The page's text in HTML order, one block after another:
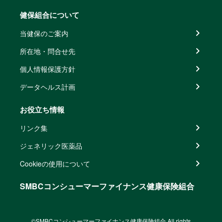
健保組合について
当健保のご案内
所在地・問合せ先
個人情報保護方針
データヘルス計画
お役立ち情報
リンク集
ジェネリック医薬品
Cookieの使用について
SMBCコンシューマーファイナンス健康保険組合